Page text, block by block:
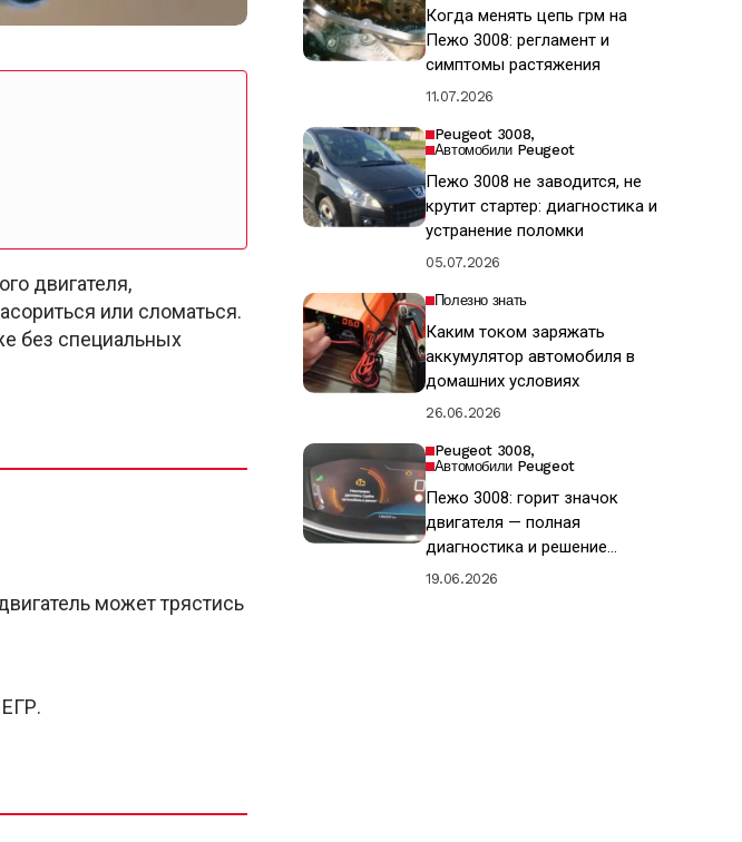
двигателя,
или сломаться.
без специальных
может трястись
Когда менять цепь грм на
Пежо 3008: регламент и
симптомы растяжения
11.07.2026
Peugeot 3008
Автомобили Peugeot
Пежо 3008 не заводится, не
крутит стартер: диагностика и
устранение поломки
05.07.2026
Полезно знать
Каким током заряжать
аккумулятор автомобиля в
домашних условиях
26.06.2026
Peugeot 3008
Автомобили Peugeot
Пежо 3008: горит значок
двигателя — полная
диагностика и решение
проблемы «Check Engine»
19.06.2026